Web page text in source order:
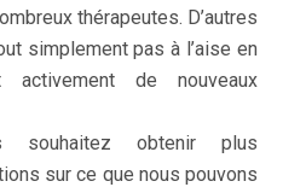
thérapeutes. D’autres
simplement pas à l’aise en
activement de nouveaux
souhaitez obtenir plus
sur ce que nous pouvons